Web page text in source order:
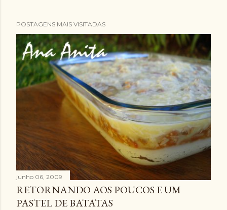
POSTAGENS MAIS VISITADAS
junho 06, 2009
RETORNANDO AOS POUCOS E UM
PASTEL DE BATATAS